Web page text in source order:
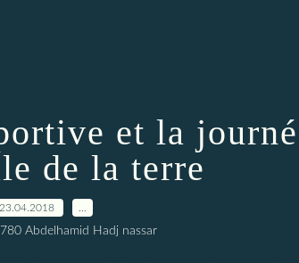
et la
de la terre
23.04.2018
Abdelhamid Hadj nassar